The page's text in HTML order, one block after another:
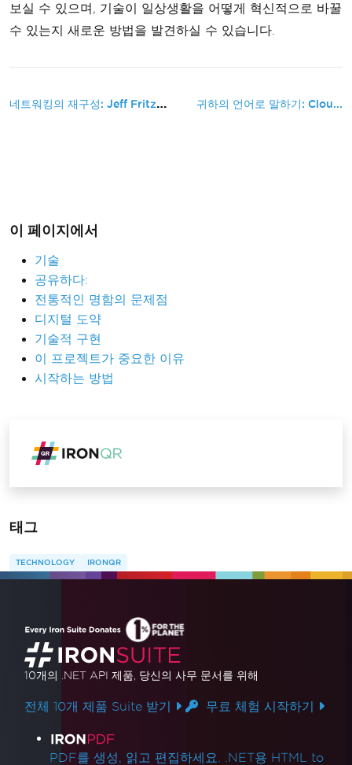
보실 수 있으며, 기술이 일상생활을 어떻게 혁신적으로 바꿀
수 있는지 새로운 방법을 발견하실 수 있습니다.
네트워킹의 재구성: Jeff Fritz의 QR 코드 명함 솔루션 귀하의 언어로 말하기: Clou...
이 페이지에서
기술
공유하다:
전통적인 명함의 문제점
디지털 도약
기술적 구현
이 프로젝트가 중요한 이유
시작하는 방법
태그
TECHNOLOGY IRONQR
10개의 .NET API 제품, 당신의 사무 문서를 위해
전체 10개 제품 Suite 받기 무료 체험 시작하기
제품 링크
PDF를 생성, 읽고 편집하세요. .NET용 HTML to